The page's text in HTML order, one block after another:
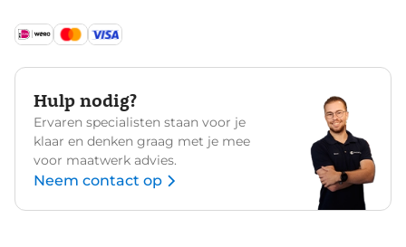
Hulp nodig?
Ervaren specialisten staan voor je
klaar en denken graag met je mee
voor maatwerk advies.
Neem contact op